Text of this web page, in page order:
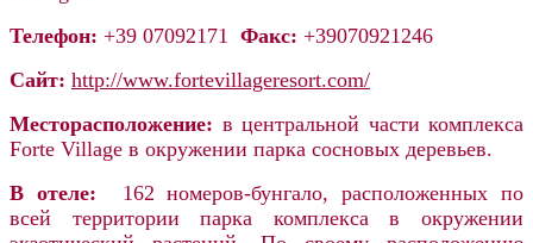
Телефон: +39 07092171 Факс: +39070921246
Сайт: http://www.fortevillageresort.com/
Месторасположение: в центральной части комплекса
Forte Village в окружении парка сосновых деревьев.
В отеле: 162 номеров-бунгало, расположенных по
всей территории парка комплекса в окружении